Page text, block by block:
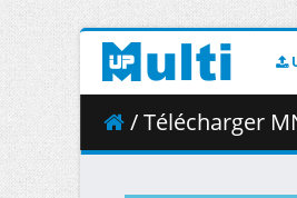
/ Télécharger